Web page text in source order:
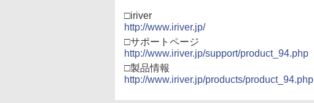
□iriver
http://www.iriver.jp/
□サポートページ
http://www.iriver.jp/support/product_94.php
□製品情報
http://www.iriver.jp/products/product_94.php